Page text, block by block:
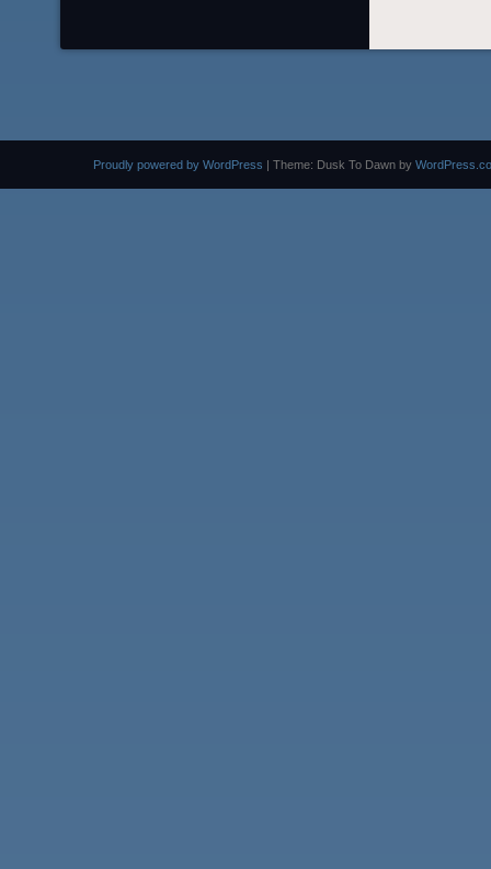
Proudly powered by WordPress | Theme: Dusk To Dawn by